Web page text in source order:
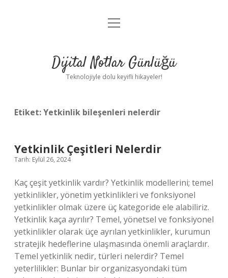
Anasayfa
Yasal Uyarı
menüyü
Dijital Notlar Günlüğü
Teknolojiyle dolu keyifli hikayeler!
Etiket:Yetkinlik bileşenleri nelerdir
Yetkinlik Çeşitleri Nelerdir
Tarih: Eylül 26, 2024
Kaç çeşit yetkinlik vardır? Yetkinlik modellerini; temel
yetkinlikler, yönetim yetkinlikleri ve fonksiyonel
yetkinlikler olmak üzere üç kategoride ele alabiliriz.
Yetkinlik kaça ayrılır? Temel, yönetsel ve fonksiyonel
yetkinlikler olarak üçe ayrılan yetkinlikler, kurumun
stratejik hedeflerine ulaşmasında önemli araçlardır.
Temel yetkinlik nedir, türleri nelerdir? Temel
yeterlilikler: Bunlar bir organizasyondaki tüm